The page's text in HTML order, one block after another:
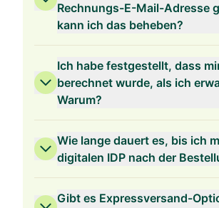
2 Jahre Gültigkeit
Rechnungs-E-Mail-Adresse
kann ich das beheben?
Ich habe festgestellt, dass
berechnet wurde, als ich
Warum?
Wie lange dauert es, bis ich
digitalen IDP nach der
Gibt es Expressversand-